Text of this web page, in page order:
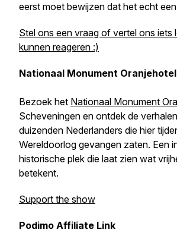
eerst moet bewijzen dat het echt
Stel ons een vraag of vertel ons iets
kunnen reageren :)
Nationaal Monument Oranjehotel
Bezoek het Nationaal Monument
Scheveningen en ontdek de
duizenden Nederlanders die hier
Wereldoorlog gevangen zaten. Een
historische plek die laat zien wat
betekent.
Support the show
Podimo Affiliate Link